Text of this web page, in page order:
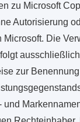
zu Microsoft
Autorisierung
Microsoft. Die
zur
und